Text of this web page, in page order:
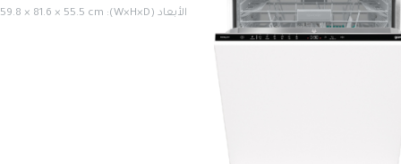
الأبعاد (W×H×D): 59.8 × 81.6 × 55.5 cm